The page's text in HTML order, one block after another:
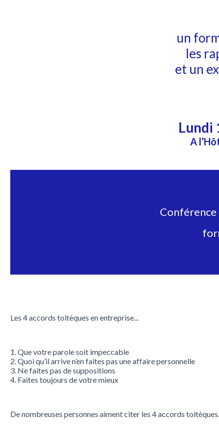
un
les
et un
Lundi
A
Conférence
Les 4 accords toltèques en entreprise...
1. Que votre parole soit impeccable
2. Quoi qu’il arrive n’en faites pas une affaire personnelle
3. Ne faites pas de suppositions
4. Faites toujours de votre mieux
De nombreuses personnes aiment citer les 4 accords